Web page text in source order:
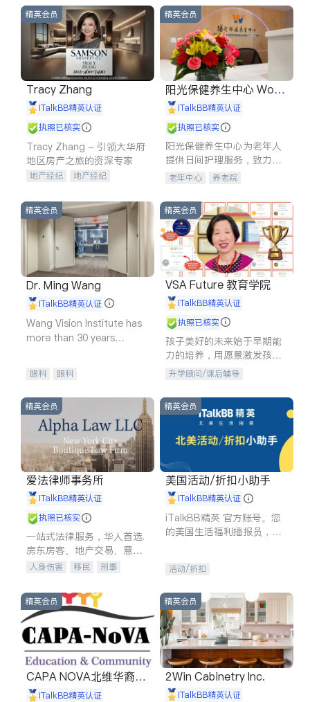
精英会员
Tracy Zhang
iTalkBB精英认证
执照已核实
Tracy Zhang - 引领大华府
地区房产之旅的资深专家
地产经纪
地产经纪
商铺租售
开发商建商
精英会员
阳光保健养生中心 World
shine
iTalkBB精英认证
执照已核实
阳光保健养生中心为老年人
提供日间护理服务，致力于
通过持续的护理创新来有效
老年中心 养老院
精英会员
Dr. Ming Wang
iTalkBB精英认证
Wang Vision Institute has
more than 30 years
眼科 眼科
精英会员
VSA Future 教育学院
iTalkBB精英认证
执照已核实
孩子美好的未来始于早期能
力的培养，用愿景激发孩子
的学习潜力和动力。理念：
拥有成长型心态是成功的基
石。
升学顾问/课后辅导
精英会员
爱法律师事务所
iTalkBB精英认证
执照已核实
一站式法律服务，华人首选.
房东房客、地产交易、意外
伤害、车祸重伤、商业诉
建筑合同、刑事案件全包办
人身伤害 移民
刑事
信托/遗嘱
商业
索赔
律师-其它 保释
精英会员
美国活动/折扣小助手
iTalkBB精英认证
iTalkBB精英 官方账号。您
的美国生活福利播报员，精
专属福利。
活动/折扣
精英会员
CAPA NOVA北维华裔家
长会iTalkBB精英认证
精英会员
2Win Cabinetry Inc.
iTalkBB精英认证